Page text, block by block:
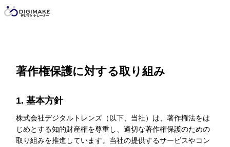
著作権保護に対する取り組み
1. 基本方針
株式会社デジタルトレンズ（以下、当社）は、著作権法をは
じめとする知的財産権を尊重し、適切な著作権保護のための
取り組みを推進しています。当社の提供するサービスやコン